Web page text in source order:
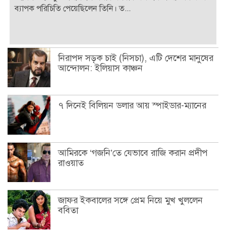
ব্যাপক পরিচিতি পেয়েছিলেন তিনি। ত...
নিরাপদ সড়ক চাই (নিসচা), এটি দেশের মানুষের
আন্দোলন: ইলিয়াস কাঞ্চন
৭ দিনেই বিলিয়ন ডলার আয় স্পাইডার-ম্যানের
আমিরকে ‘গজনি’তে যেভাবে রাজি করান প্রদীপ
রাওয়াত
জাফর ইকবালের সঙ্গে প্রেম নিয়ে মুখ খুললেন
ববিতা